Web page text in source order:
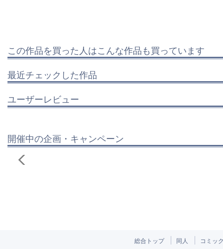
この作品を買った人はこんな作品も買っています
最近チェックした作品
ユーザーレビュー
開催中の企画・キャンペーン
総合トップ 同人 コミッ